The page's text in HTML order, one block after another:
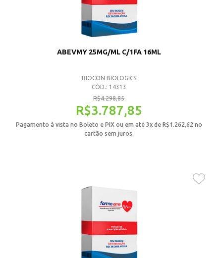
ABEVMY 25MG/ML C/1FA 16ML
BIOCON BIOLOGICS
CÓD.: 14313
R$4.298,85
R$3.787,85
Pagamento à vista no Boleto e PIX ou em até 3x de R$1.262,62 no
cartão sem juros.